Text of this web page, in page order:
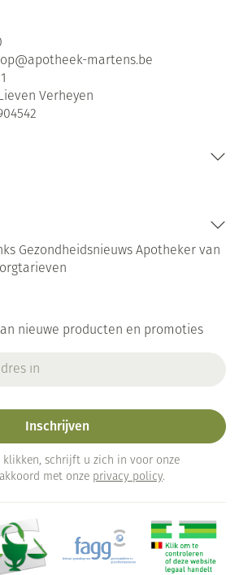
apotheek-martens.be
Lieven Verheyen
Gezondheidsnieuws Apotheker van
nieuwe producten en promoties
Inschrijven
schrijft u zich in voor onze
met onze privacy policy.